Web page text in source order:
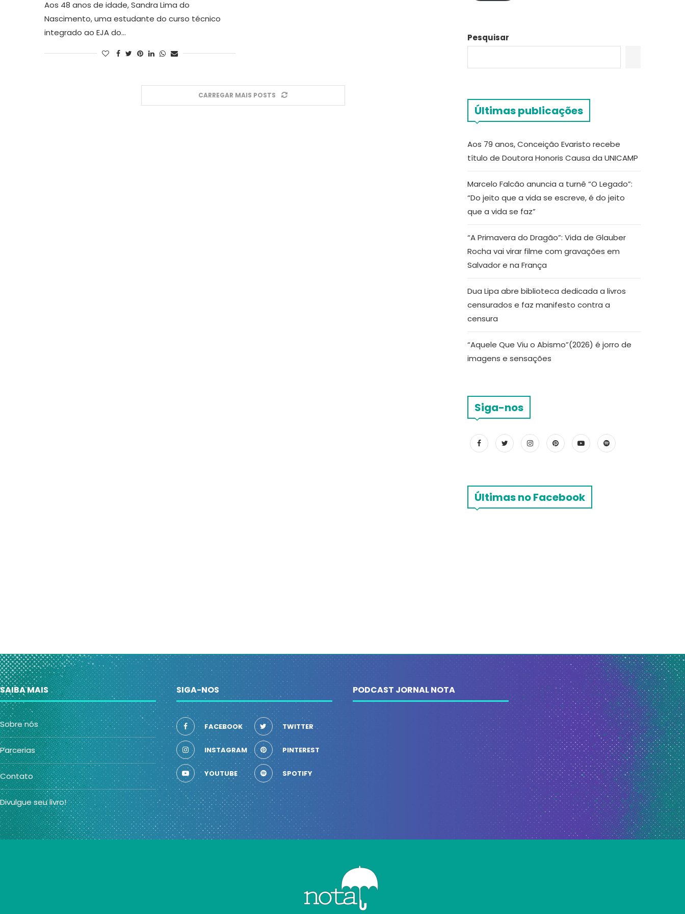
Aos 48 anos de idade, Sandra Lima do
Nascimento, uma estudante do curso técnico
integrado ao EJA do…
CARREGAR MAIS POSTS
Pesquisar
Últimas publicações
Aos 79 anos, Conceição Evaristo recebe
título de Doutora Honoris Causa da UNICAMP
Marcelo Falcão anuncia a turnê “O Legado”:
“Do jeito que a vida se escreve, é do jeito
que a vida se faz”
“A Primavera do Dragão”: Vida de Glauber
Rocha vai virar filme com gravações em
Salvador e na França
Dua Lipa abre biblioteca dedicada a livros
censurados e faz manifesto contra a
censura
“Aquele Que Viu o Abismo”(2026) é jorro de
imagens e sensações
Siga-nos
Últimas no Facebook
SAIBA MAIS
Sobre nós
Parcerias
Contato
Divulgue seu livro!
SIGA-NOS
FACEBOOK TWITTER
INSTAGRAM PINTEREST
YOUTUBE SPOTIFY
PODCAST JORNAL NOTA